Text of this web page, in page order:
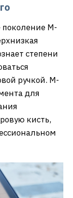
M-
степени
ручкой. M-
для
кисть,